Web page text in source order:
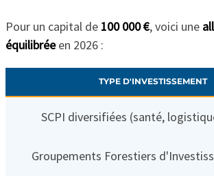
Pour un capital de 100 000 €, voici une
équilibréeen 2026 :
TYPE D'INVESTISSEMENT
SCPI diversifiées (santé,
Groupements Forestiers